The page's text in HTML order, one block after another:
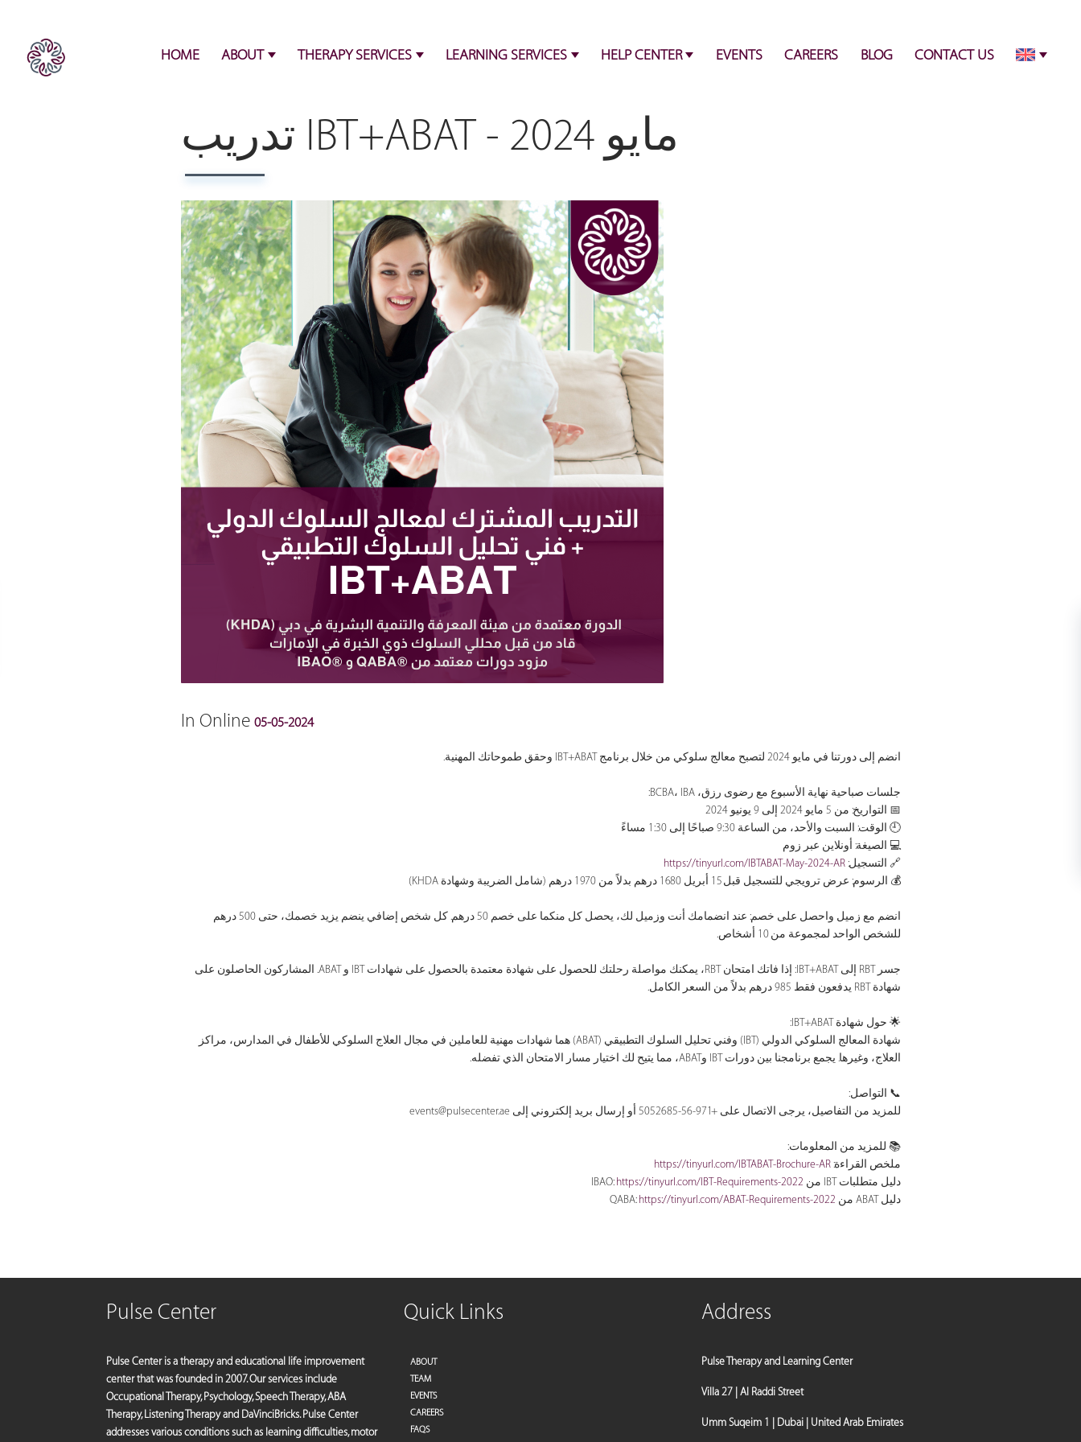
HOME ABOUT THERAPY SERVICES LEARNING SERVICES HELP CENTER EVENTS CAREERS BLOG CONTACT US
تدريب IBT+ABAT - مايو 2024
In Online 05-05-2024
انضم إلى دورتنا في مايو 2024 لتصبح معالج سلوكي من خلال برنامج IBT+ABAT وحقق طموحاتك المهنية.
جلسات صباحية نهاية الأسبوع مع رضوى رزق، BCBA، IBA:
📅 التواريخ: من 5 مايو 2024 إلى 9 يونيو 2024
🕘 الوقت: السبت والأحد، من الساعة 9:30 صباحًا إلى 1:30 مساءً
💻 الصيغة: أونلاين عبر زوم
🔗 التسجيل:https://tinyurl.com/IBTABAT-May-2024-AR
💰 الرسوم: عرض ترويجي للتسجيل قبل 15 أبريل 1680 درهم بدلاً من 1970 درهم (شامل الضريبة وشهادة KHDA)
انضم مع زميل واحصل على خصم: عند انضمامك أنت وزميل لك، يحصل كل منكما على خصم 50 درهم. كل شخص إضافي ينضم يزيد خصمك، حتى 500 درهم
للشخص الواحد لمجموعة من 10 أشخاص.
جسر RBT إلى IBT+ABAT: إذا فاتك امتحان RBT، يمكنك مواصلة رحلتك للحصول على شهادة معتمدة بالحصول على شهادات IBT و ABAT. المشاركون الحاصلون على
شهادة RBT يدفعون فقط 985 درهم بدلاً من السعر الكامل.
🌟 حول شهادة IBT+ABAT:
شهادة المعالج السلوكي الدولي (IBT) وفني تحليل السلوك التطبيقي (ABAT) هما شهادات مهنية للعاملين في مجال العلاج السلوكي للأطفال في المدارس، مراكز
العلاج، وغيرها. يجمع برنامجنا بين دورات IBT وABAT، مما يتيح لك اختيار مسار الامتحان الذي تفضله.
📞 التواصل:
للمزيد من التفاصيل، يرجى الاتصال على +971-56-5052685 أو إرسال بريد إلكتروني إلى
events@pulsecenter.ae
📚 للمزيد من المعلومات:
ملخص القراءة:https://tinyurl.com/IBTABAT-Brochure-AR
دليل متطلبات IBT من IBAO:
https://tinyurl.com/IBT-Requirements-2022
دليل ABAT من QABA:
https://tinyurl.com/ABAT-Requirements-2022
Pulse Center
Pulse Center is a therapy and educational life improvement
center that was founded in 2007. Our services include
Occupational Therapy, Psychology, Speech Therapy, ABA
Therapy, Listening Therapy and DaVinciBricks. Pulse Center
addresses various conditions such as learning difficulties, motor
Quick Links
ABOUT
TEAM
EVENTS
CAREERS
FAQS
Address
Pulse Therapy and Learning Center
Villa 27 | Al Raddi Street
Umm Suqeim 1 | Dubai | United Arab Emirates